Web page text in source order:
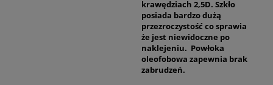
krawędziach 2,5D. Szkło
posiada bardzo dużą
przezroczystość co sprawia
że jest niewidoczne po
naklejeniu. Powłoka
oleofobowa zapewnia brak
zabrudzeń.